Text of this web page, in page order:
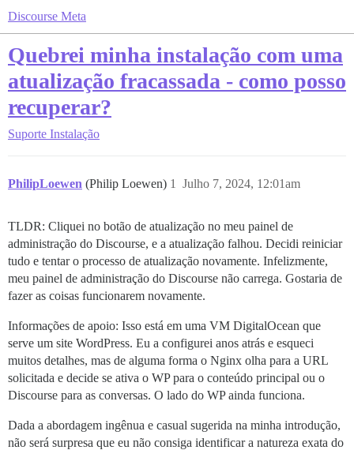
Discourse Meta
Quebrei minha instalação com uma
atualização fracassada - como posso
recuperar?
Suporte Instalação
PhilipLoewen (Philip Loewen) Julho 7, 2024, 12:01am
1
TLDR: Cliquei no botão de atualização no meu painel de
administração do Discourse, e a atualização falhou. Decidi reiniciar
tudo e tentar o processo de atualização novamente. Infelizmente,
meu painel de administração do Discourse não carrega. Gostaria de
fazer as coisas funcionarem novamente.
Informações de apoio: Isso está em uma VM DigitalOcean que
serve um site WordPress. Eu a configurei anos atrás e esqueci
muitos detalhes, mas de alguma forma o Nginx olha para a URL
solicitada e decide se ativa o WP para o conteúdo principal ou o
Discourse para as conversas. O lado do WP ainda funciona.
Dada a abordagem ingênua e casual sugerida na minha introdução,
não será surpresa que eu não consiga identificar a natureza exata do